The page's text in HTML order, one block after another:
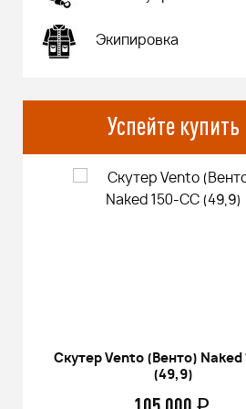
Экипировка
Успейте купить
Скутер Vento (Венто)
(49,9)